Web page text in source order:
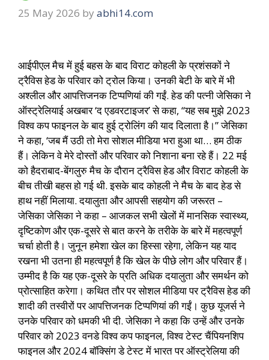
25 May 2026 by abhi14.com
आईपीएल मैच में हुई बहस के बाद विराट कोहली के प्रशंसकों ने
ट्रैविस हेड के परिवार को ट्रोल किया। उनकी बेटी के बारे में भी
अश्लील और आपत्तिजनक टिप्पणियां की गईं. हेड की पत्नी जेसिका ने
ऑस्ट्रेलियाई अखबार ‘द एडवरटाइजर’ से कहा, “यह सब मुझे 2023
विश्व कप फाइनल के बाद हुई ट्रोलिंग की याद दिलाता है।” जेसिका
ने कहा, ‘जब मैं उठी तो मेरा सोशल मीडिया भरा हुआ था… हम ठीक
हैं। लेकिन वे मेरे दोस्तों और परिवार को निशाना बना रहे हैं। 22 मई
को हैदराबाद-बेंगलुरु मैच के दौरान ट्रैविस हेड और विराट कोहली के
बीच तीखी बहस हो गई थी. इसके बाद कोहली ने मैच के बाद हेड से
हाथ नहीं मिलाया. दयालुता और आपसी सहयोग की जरूरत –
जेसिका जेसिका ने कहा – आजकल सभी खेलों में मानसिक स्वास्थ्य,
दृष्टिकोण और एक-दूसरे से बात करने के तरीके के बारे में महत्वपूर्ण
चर्चा होती है। जुनून हमेशा खेल का हिस्सा रहेगा, लेकिन यह याद
रखना भी उतना ही महत्वपूर्ण है कि खेल के पीछे लोग और परिवार हैं।
उम्मीद है कि यह एक-दूसरे के प्रति अधिक दयालुता और समर्थन को
प्रोत्साहित करेगा। कथित तौर पर सोशल मीडिया पर ट्रैविस हेड की
शादी की तस्वीरों पर आपत्तिजनक टिप्पणियां की गईं। कुछ यूजर्स ने
उनके परिवार को धमकी भी दी. जेसिका ने कहा कि उन्हें और उनके
परिवार को 2023 वनडे विश्व कप फाइनल, विश्व टेस्ट चैंपियनशिप
फाइनल और 2024 बॉक्सिंग डे टेस्ट में भारत पर ऑस्ट्रेलिया की